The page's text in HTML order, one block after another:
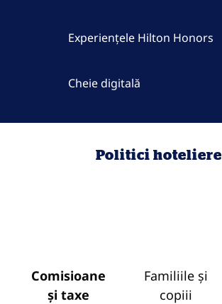
Experiențele Hilton Honors
Cheie digitală
Politici hoteliere
Comisioane
și taxe
Familiile și
copiii